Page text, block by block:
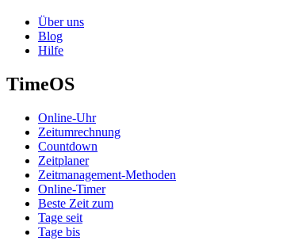
Über uns
Blog
Hilfe
TimeOS
Online-Uhr
Zeitumrechnung
Countdown
Zeitplaner
Zeitmanagement-Methoden
Online-Timer
Beste Zeit zum
Tage seit
Tage bis